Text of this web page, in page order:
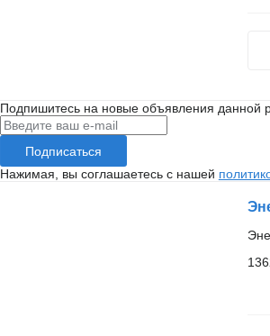
Подпишитесь на новые объявления данной
Подписаться
Нажимая, вы соглашаетесь с нашей